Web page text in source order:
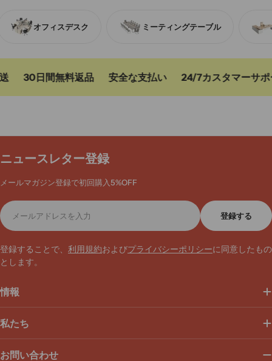
今すぐ購入 して、理想のオフィス空間を手に入れましょう。
オフィスデスク ミーティングテーブル
30日間無料返品 安全な支払い 24/7カスタマーサポ
ニュースレター登録
メールマガジン登録で初回購入5%OFF
メ
ー
ル
ド
レ
登録する
登録することで、 利用規約およびプライバシーポリシーに同意したもの
とします。
情報
私たち
お問い合わせ